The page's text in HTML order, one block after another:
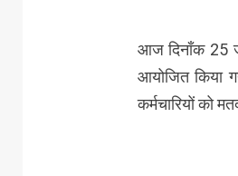
आज दिनाँक 25
आयोजित किया
कर्मचारियों को